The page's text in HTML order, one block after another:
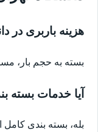
هزینه باربری در
بسته به حجم بار،
آیا خدمات بسته
بله، بسته بندی